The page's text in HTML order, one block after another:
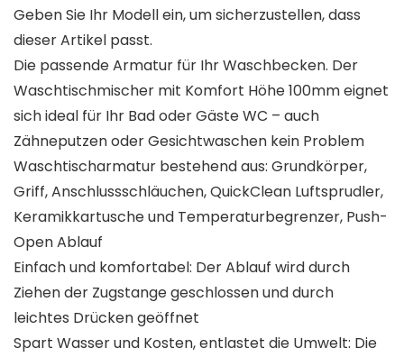
Geben Sie Ihr Modell ein, um sicherzustellen, dass
dieser Artikel passt.
Die passende Armatur für Ihr Waschbecken. Der
Waschtischmischer mit Komfort Höhe 100mm eignet
sich ideal für Ihr Bad oder Gäste WC – auch
Zähneputzen oder Gesichtwaschen kein Problem
Waschtischarmatur bestehend aus: Grundkörper,
Griff, Anschlussschläuchen, QuickClean Luftsprudler,
Keramikkartusche und Temperaturbegrenzer, Push-
Open Ablauf
Einfach und komfortabel: Der Ablauf wird durch
Ziehen der Zugstange geschlossen und durch
leichtes Drücken geöffnet
Spart Wasser und Kosten, entlastet die Umwelt: Die